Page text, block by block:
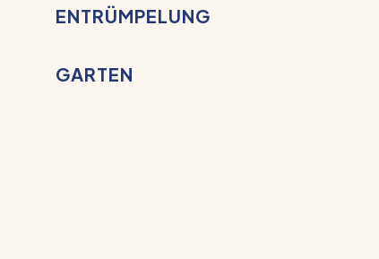
ENTRÜMPELUNG
GARTEN